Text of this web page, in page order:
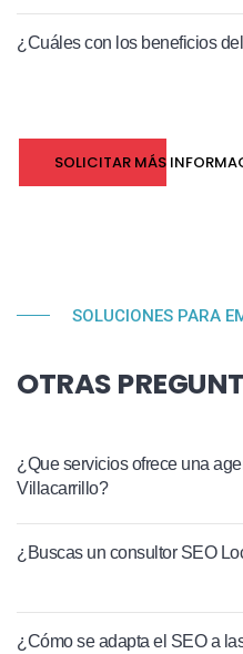
¿Cuáles con los beneficios
SOLICITAR MÁS
SOLUCIONES PARA
OTRAS
¿Que servicios ofrece una
Villacarrillo?
¿Buscas un consultor SEO
¿Cómo se adapta el SEO a